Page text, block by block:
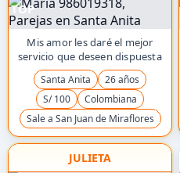
TOP
Mis amor les daré el mejor
servicio que deseen dispuesta
Santa Anita
26 años
S/ 100
Colombiana
Sale a San Juan de Miraflores
JULIETA